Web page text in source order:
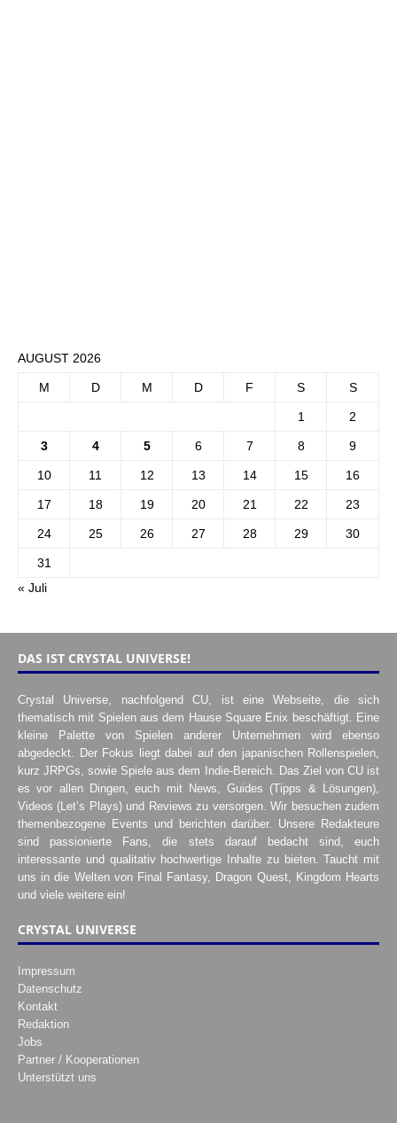
AUGUST 2026
M D M D F S S
1 2
3 4 5 6 7 8 9
10 11 12 13 14 15 16
17 18 19 20 21 22 23
24 25 26 27 28 29 30
31
« Juli
DAS IST CRYSTAL UNIVERSE!
Crystal Universe, nachfolgend CU, ist eine Webseite, die sich
thematisch mit Spielen aus dem Hause Square Enix beschäftigt. Eine
kleine Palette von Spielen anderer Unternehmen wird ebenso
abgedeckt. Der Fokus liegt dabei auf den japanischen Rollenspielen,
kurz JRPGs, sowie Spiele aus dem Indie-Bereich. Das Ziel von CU ist
es vor allen Dingen, euch mit News, Guides (Tipps & Lösungen),
Videos (Let’s Plays) und Reviews zu versorgen. Wir besuchen zudem
themenbezogene Events und berichten darüber. Unsere Redakteure
sind passionierte Fans, die stets darauf bedacht sind, euch
interessante und qualitativ hochwertige Inhalte zu bieten. Taucht mit
uns in die Welten von Final Fantasy, Dragon Quest, Kingdom Hearts
und viele weitere ein!
CRYSTAL UNIVERSE
Impressum
Datenschutz
Kontakt
Redaktion
Jobs
Partner / Kooperationen
Unterstützt uns